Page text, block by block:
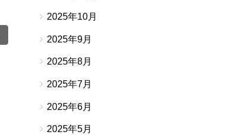
2025年10月
2025年9月
2025年8月
2025年7月
2025年6月
2025年5月